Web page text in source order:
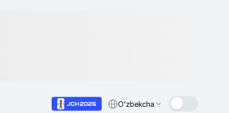
O‘zbekcha